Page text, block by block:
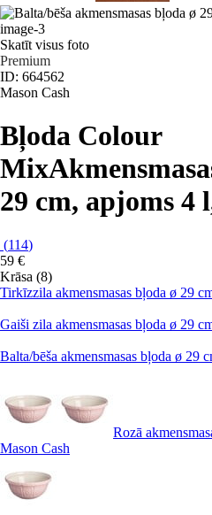
Skatīt visus foto
Premium
ID: 664562
Mason Cash
Bļoda Colour
Mix
29 cm, apjoms 4 l
(114)
59 €
Krāsa (8)
Tirkīzzila akmensmasas bļoda ø 29
Gaiši zila akmensmasas bļoda ø 29
Balta/bēša akmensmasas bļoda ø 29
Rozā
Mason Cash